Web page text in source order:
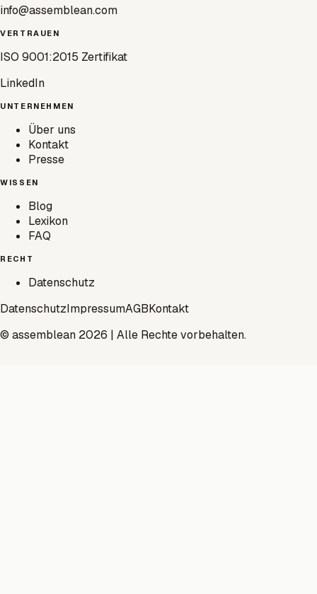
info@assemblean.com
VERTRAUEN
ISO 9001:2015 Zertifikat
LinkedIn
UNTERNEHMEN
Über uns
Kontakt
Presse
WISSEN
Blog
Lexikon
FAQ
RECHT
Datenschutz
DatenschutzImpressumAGBKontakt
© assemblean 2026 | Alle Rechte vorbehalten.